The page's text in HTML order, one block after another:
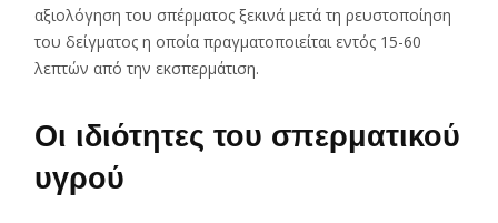
αξιολόγηση του σπέρματος ξεκινά μετά τη ρευστοποίηση
του δείγματος η οποία πραγματοποιείται εντός 15-60
λεπτών από την εκσπερμάτιση.
Οι ιδιότητες του σπερματικού
υγρού